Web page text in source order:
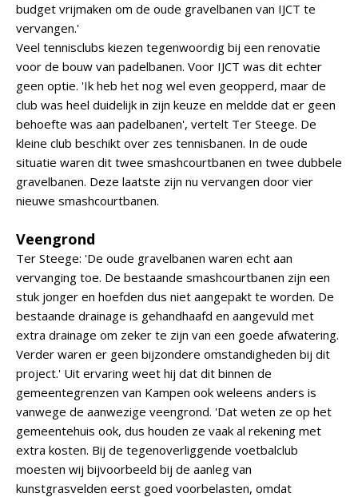
budget vrijmaken om de oude gravelbanen van IJCT te
vervangen.'
Veel tennisclubs kiezen tegenwoordig bij een renovatie
voor de bouw van padelbanen. Voor IJCT was dit echter
geen optie. 'Ik heb het nog wel even geopperd, maar de
club was heel duidelijk in zijn keuze en meldde dat er geen
behoefte was aan padelbanen', vertelt Ter Steege. De
kleine club beschikt over zes tennisbanen. In de oude
situatie waren dit twee smashcourtbanen en twee dubbele
gravelbanen. Deze laatste zijn nu vervangen door vier
nieuwe smashcourtbanen.
Veengrond
Ter Steege: 'De oude gravelbanen waren echt aan
vervanging toe. De bestaande smashcourtbanen zijn een
stuk jonger en hoefden dus niet aangepakt te worden. De
bestaande drainage is gehandhaafd en aangevuld met
extra drainage om zeker te zijn van een goede afwatering.
Verder waren er geen bijzondere omstandigheden bij dit
project.' Uit ervaring weet hij dat dit binnen de
gemeentegrenzen van Kampen ook weleens anders is
vanwege de aanwezige veengrond. 'Dat weten ze op het
gemeentehuis ook, dus houden ze vaak al rekening met
extra kosten. Bij de tegenoverliggende voetbalclub
moesten wij bijvoorbeeld bij de aanleg van
kunstgrasvelden eerst goed voorbelasten, omdat